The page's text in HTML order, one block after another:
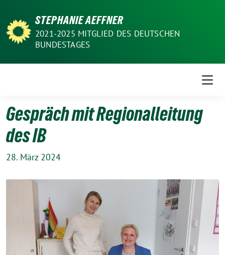
zum
Inhalt
STEPHANIE AEFFNER
2021-2025 MITGLIED DES DEUTSCHEN
BUNDESTAGES
Gespräch mit Regionalleitung
des IB
28. März 2024